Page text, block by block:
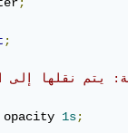
;
;
opacity 1s;